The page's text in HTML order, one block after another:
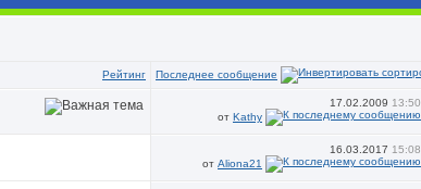
Рейтинг Последнее сообщение
17.02.2009 13:50
от Kathy
16.03.2017 15:08
от Aliona21